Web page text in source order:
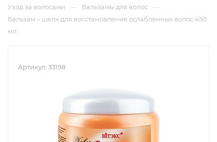
Уход за волосами — Бальзамы для волос —
Бальзам – шелк для восстановления ослабленных волос 450
мл
Артикул: 33198